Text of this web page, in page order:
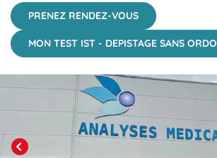
PRENEZ RENDEZ-VOUS
MON TEST IST - DEPISTAGE SANS ORDO
Previous
Next
Click to View in Slide Show